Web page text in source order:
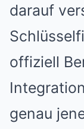
darauf
offiziell
genau